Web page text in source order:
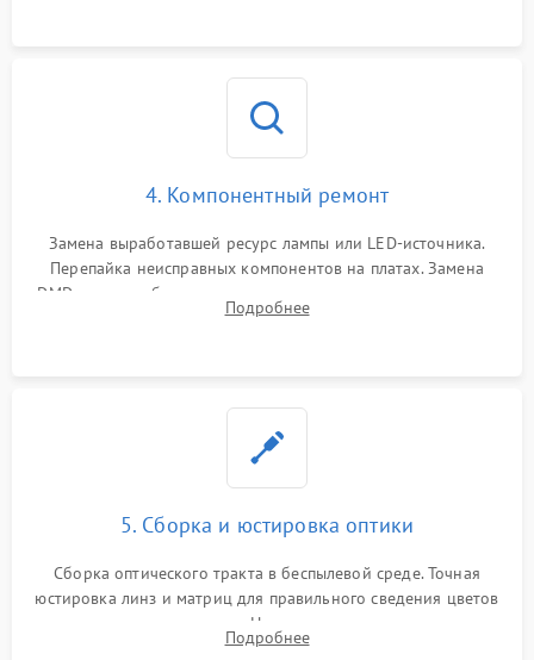
4. Компонентный ремонт
Замена выработавшей ресурс лампы или LED-источника.
Перепайка неисправных компонентов на платах. Замена
DMD-чипа при битых пикселях, установка нового цветового
колеса или восстановление сгоревших поляризационных
Подробнее
5. Сборка и юстировка оптики
Сборка оптического тракта в беспылевой среде. Точная
юстировка линз и матриц для правильного сведения цветов
и устранения размытия. Надежное подключение всех
шлейфов, установка датчиков и закрытие корпуса
Подробнее